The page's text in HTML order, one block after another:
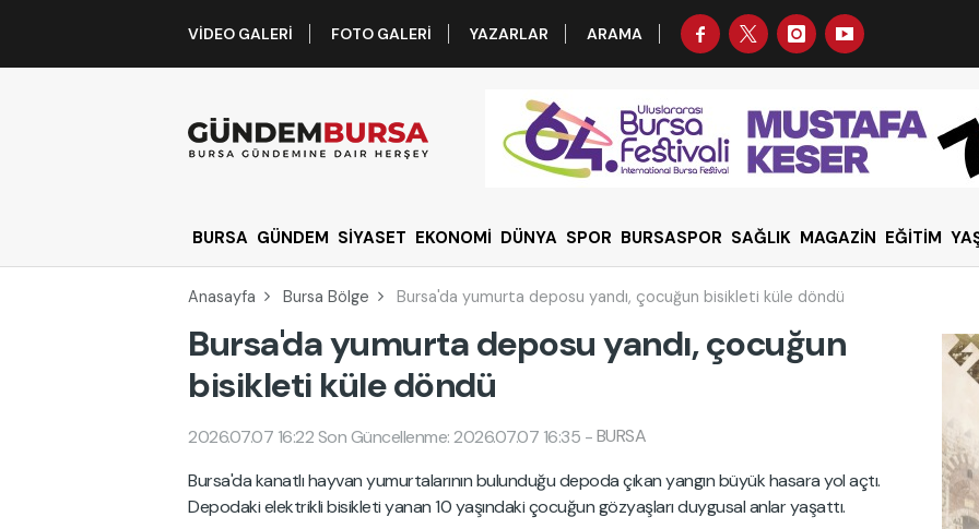
VIDEO GALERI FOTO GALERI YAZARLAR ARAMA
BURSA GÜNDEM SİYASET EKONOMİ DÜNYA SPOR BURSASPOR SAĞLIK MAGAZİN EĞİTİM
Anasayfa Bursa Bölge Bursa'da yumurta deposu yandı, çocuğun bisikleti küle döndü
Bursa'da yumurta deposu yandı, çocuğun
bisikleti küle döndü
2026.07.07 16:22 Son Güncellenme: 2026.07.07 16:35 -BURSA
Bursa'da kanatlı hayvan yumurtalarının bulunduğu depoda çıkan yangın büyük hasara yol açtı.
Depodaki elektrikli bisikleti yanan 10 yaşındaki çocuğun gözyaşları duygusal anlar yaşattı.